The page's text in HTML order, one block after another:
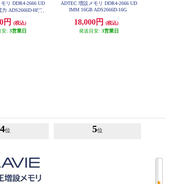
リ DDR4-2666 UD
ADS2666D-H8G
円
(税込)
安: 3営業日
ADTEC 増設メモリ DDR4-2666 UD
IMM 16GB ADS2666D-16G
18,000円
(税込)
発送目安: 3営業日
4位 5位